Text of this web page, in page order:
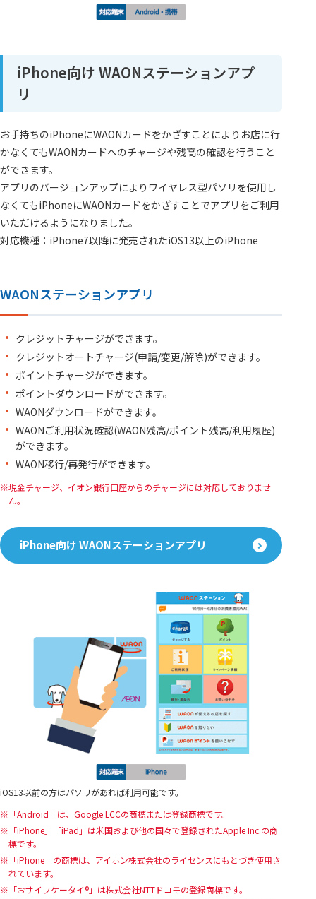
iPhone向け WAONステーションアプ
リ
お手持ちのiPhoneにWAONカードをかざすことによりお店に行
かなくてもWAONカードへのチャージや残高の確認を行うこと
ができます。
アプリのバージョンアップによりワイヤレス型パソリを使用し
なくてもiPhoneにWAONカードをかざすことでアプリをご利用
いただけるようになりました。
対応機種：iPhone7以降に発売されたiOS13以上のiPhone
WAONステーションアプリ
クレジットチャージができます。
クレジットオートチャージ(申請/変更/解除)ができます。
ポイントチャージができます。
ポイントダウンロードができます。
WAONダウンロードができます。
WAONご利用状況確認(WAON残高/ポイント残高/利用履歴)
ができます。
WAON移行/再発行ができます。
現金チャージ、イオン銀行口座からのチャージには対応しておりませ
ん。
iPhone向け WAONステーションアプリ
iOS13以前の方はパソリがあれば利用可能です。
「Android」は、Google LCCの商標または登録商標です。
「iPhone」「iPad」は米国および他の国々で登録されたApple Inc.の商
標です。
「iPhone」の商標は、アイホン株式会社のライセンスにもとづき使用さ
れています。
「おサイフケータイ®」は株式会社NTTドコモの登録商標です。